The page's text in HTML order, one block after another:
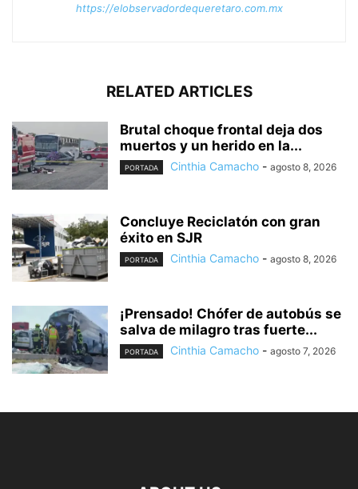
https://elobservadordequeretaro.com.mx
RELATED ARTICLES
Brutal choque frontal deja dos
muertos y un herido en la...
PORTADA Cinthia Camacho - agosto 8, 2026
Concluye Reciclatón con gran
éxito en SJR
PORTADA Cinthia Camacho - agosto 8, 2026
¡Prensado! Chófer de autobús se
salva de milagro tras fuerte...
PORTADA Cinthia Camacho - agosto 7, 2026